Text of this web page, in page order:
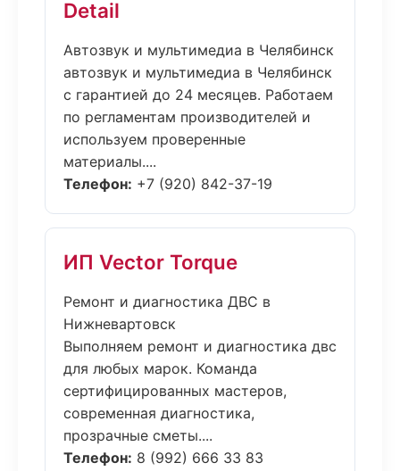
Detail
Автозвук и мультимедиа в Челябинск
автозвук и мультимедиа в Челябинск
с гарантией до 24 месяцев. Работаем
по регламентам производителей и
используем проверенные
материалы....
Телефон: +7 (920) 842-37-19
ИП Vector Torque
Ремонт и диагностика ДВС в
Нижневартовск
Выполняем ремонт и диагностика двс
для любых марок. Команда
сертифицированных мастеров,
современная диагностика,
прозрачные сметы....
Телефон: 8 (992) 666 33 83